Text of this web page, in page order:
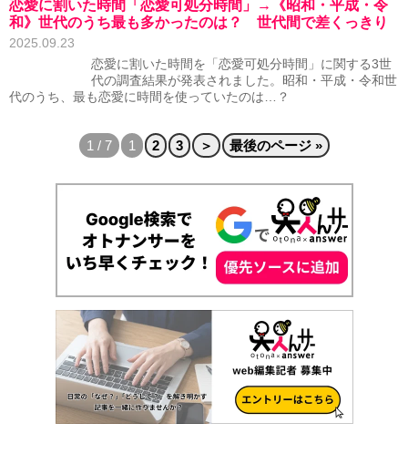
恋愛に割いた時間「恋愛可処分時間」→《昭和・平成・令
和》世代のうち最も多かったのは？ 世代間で差くっきり
2025.09.23
恋愛に割いた時間を「恋愛可処分時間」に関する3世
代の調査結果が発表されました。昭和・平成・令和世
代のうち、最も恋愛に時間を使っていたのは…？
1 / 7 1 2 3 ＞ 最後のページ »